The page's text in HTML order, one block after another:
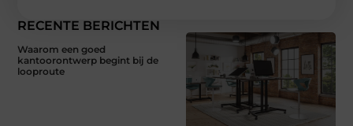
RECENTE BERICHTEN
Waarom een goed
kantoorontwerp begint bij de
looproute